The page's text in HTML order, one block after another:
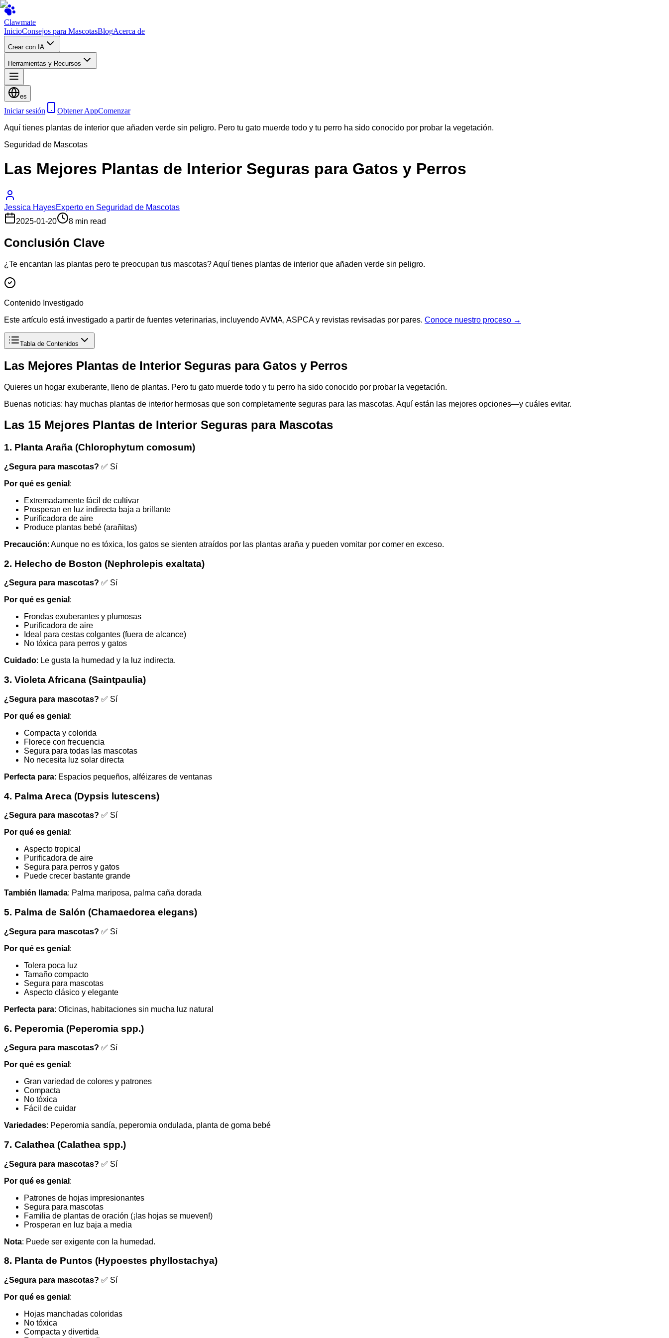
Clawmate
InicioConsejos para MascotasBlogAcerca de
Crear con IA
Herramientas y Recursos
es
Iniciar sesión Obtener AppComenzar
Aquí tienes plantas de interior que añaden verde sin peligro. Pero tu gato muerde todo y tu perro ha sido conocido por probar la vegetación.
Seguridad de Mascotas
Las Mejores Plantas de Interior Seguras para Gatos y Perros
Jessica HayesExperto en Seguridad de Mascotas
2025-01-20
8 min read
Conclusión Clave
¿Te encantan las plantas pero te preocupan tus mascotas? Aquí tienes plantas de interior que añaden verde sin peligro.
Contenido Investigado
Este artículo está investigado a partir de fuentes veterinarias, incluyendo AVMA, ASPCA y revistas revisadas por pares. Conoce nuestro proceso →
Tabla de Contenidos
Las Mejores Plantas de Interior Seguras para Gatos y Perros
Quieres un hogar exuberante, lleno de plantas. Pero tu gato muerde todo y tu perro ha sido conocido por probar la vegetación.
Buenas noticias: hay muchas plantas de interior hermosas que son completamente seguras para las mascotas. Aquí están las mejores opciones—y cuáles evitar.
Las 15 Mejores Plantas de Interior Seguras para Mascotas
1. Planta Araña (Chlorophytum comosum)
¿Segura para mascotas? ✅ Sí
Por qué es genial :
Extremadamente fácil de cultivar
Prosperan en luz indirecta baja a brillante
Purificadora de aire
Produce plantas bebé (arañitas)
Precaución: Aunque no es tóxica, los gatos se sienten atraídos por las plantas araña y pueden vomitar por comer en exceso.
2. Helecho de Boston (Nephrolepis exaltata)
¿Segura para mascotas? ✅ Sí
Por qué es genial :
Frondas exuberantes y plumosas
Purificadora de aire
Ideal para cestas colgantes (fuera de alcance)
No tóxica para perros y gatos
Cuidado: Le gusta la humedad y la luz indirecta.
3. Violeta Africana (Saintpaulia)
¿Segura para mascotas? ✅ Sí
Por qué es genial :
Compacta y colorida
Florece con frecuencia
Segura para todas las mascotas
No necesita luz solar directa
Perfecta para: Espacios pequeños, alféizares de ventanas
4. Palma Areca (Dypsis lutescens)
¿Segura para mascotas? ✅ Sí
Por qué es genial :
Aspecto tropical
Purificadora de aire
Segura para perros y gatos
Puede crecer bastante grande
También llamada: Palma mariposa, palma caña dorada
5. Palma de Salón (Chamaedorea elegans)
¿Segura para mascotas? ✅ Sí
Por qué es genial :
Tolera poca luz
Tamaño compacto
Segura para mascotas
Aspecto clásico y elegante
Perfecta para: Oficinas, habitaciones sin mucha luz natural
6. Peperomia (Peperomia spp.)
¿Segura para mascotas? ✅ Sí
Por qué es genial :
Gran variedad de colores y patrones
Compacta
No tóxica
Fácil de cuidar
Variedades: Peperomia sandía, peperomia ondulada, planta de goma bebé
7. Calathea (Calathea spp.)
¿Segura para mascotas? ✅ Sí
Por qué es genial :
Patrones de hojas impresionantes
Segura para mascotas
Familia de plantas de oración (¡las hojas se mueven!)
Prosperan en luz baja a media
Nota: Puede ser exigente con la humedad.
8. Planta de Puntos (Hypoestes phyllostachya)
¿Segura para mascotas? ✅ Sí
Por qué es genial :
Hojas manchadas coloridas
No tóxica
Compacta y divertida